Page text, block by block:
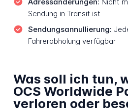
Sendung in Transit ist
Sendungsannullierung:
Fahrerabholung verfügbar
Was soll ich tun,
OCS Worldwide
verloren oder